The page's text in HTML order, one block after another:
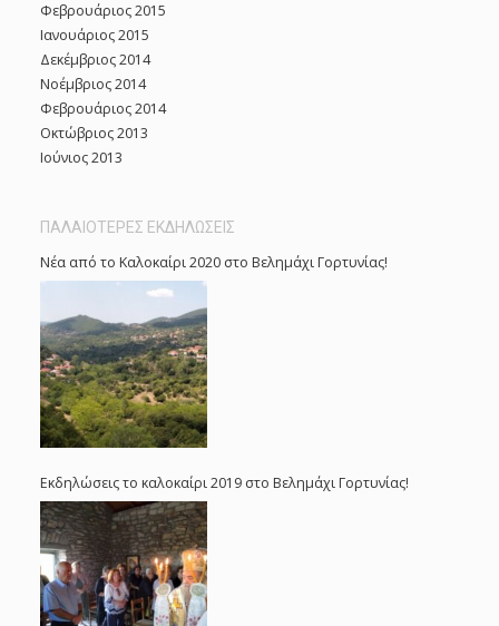
Φεβρουάριος 2015
Ιανουάριος 2015
Δεκέμβριος 2014
Νοέμβριος 2014
Φεβρουάριος 2014
Οκτώβριος 2013
Ιούνιος 2013
ΠΑΛΑΙΟΤΕΡΕΣ ΕΚΔΗΛΩΣΕΙΣ
Νέα από το Καλοκαίρι 2020 στο Βελημάχι Γορτυνίας!
Εκδηλώσεις το καλοκαίρι 2019 στο Βελημάχι Γορτυνίας!